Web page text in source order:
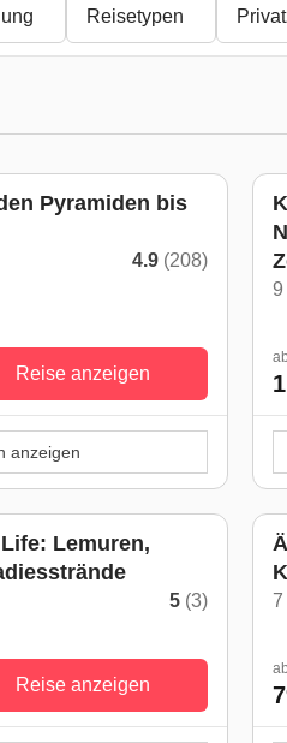
Reisetypen
Pyramiden bis
4.9 (208)
Reise anzeigen
anzeigen
9
ab
Lemuren,
5 (3)
Reise anzeigen
7
ab